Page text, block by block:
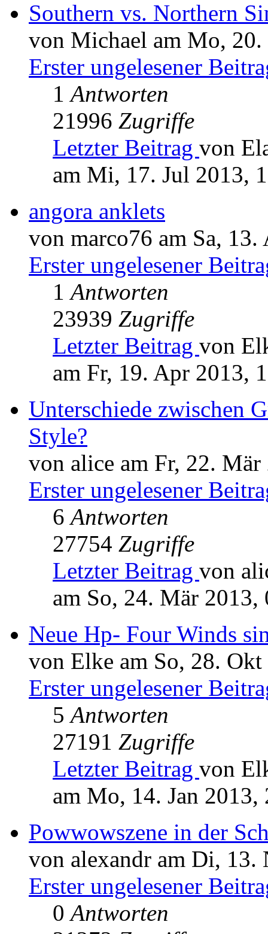
Southern vs. Northern
von Michael am Mo,
Erster ungelesener
1Antworten
21996 Zugriffe
Letzter Beitrag von
am Mi, 17. Jul 2013,
angora anklets
von marco76 am Sa,
Erster ungelesener
1Antworten
23939 Zugriffe
Letzter Beitrag von
am Fr, 19. Apr 2013,
Unterschiede zwischen
Style?
von alice am Fr, 22.
Erster ungelesener
6Antworten
27754 Zugriffe
Letzter Beitrag von
am So, 24. Mär 2013,
Neue Hp- Four Winds
von Elke am So, 28.
Erster ungelesener
5Antworten
27191 Zugriffe
Letzter Beitrag von
am Mo, 14. Jan 2013,
Powwowszene in der
von alexandr am Di, 13.
Erster ungelesener
0Antworten